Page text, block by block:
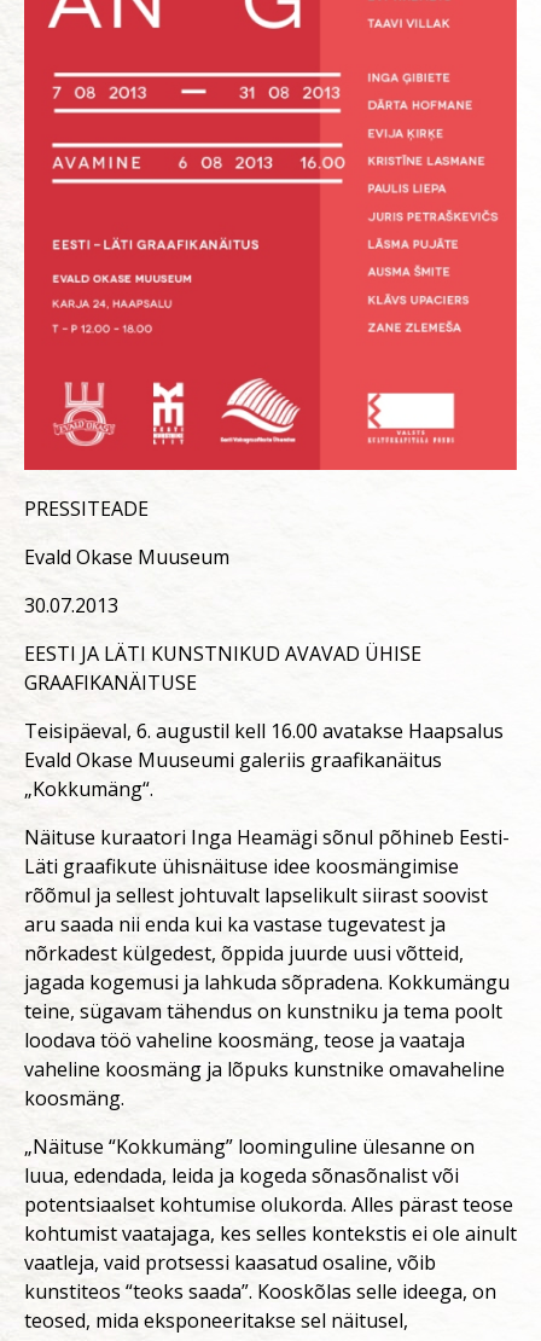
PRESSITEADE
Evald Okase Muuseum
30.07.2013
EESTI JA LÄTI KUNSTNIKUD AVAVAD ÜHISE
GRAAFIKANÄITUSE
Teisipäeval, 6. augustil kell 16.00 avatakse Haapsalus
Evald Okase Muuseumi galeriis graafikanäitus
„Kokkumäng“.
Näituse kuraatori Inga Heamägi sõnul põhineb Eesti-
Läti graafikute ühisnäituse idee koosmängimise
rõõmul ja sellest johtuvalt lapselikult siirast soovist
aru saada nii enda kui ka vastase tugevatest ja
nõrkadest külgedest, õppida juurde uusi võtteid,
jagada kogemusi ja lahkuda sõpradena. Kokkumängu
teine, sügavam tähendus on kunstniku ja tema poolt
loodava töö vaheline koosmäng, teose ja vaataja
vaheline koosmäng ja lõpuks kunstnike omavaheline
koosmäng.
„Näituse “Kokkumäng” loominguline ülesanne on
luua, edendada, leida ja kogeda sõnasõnalist või
potentsiaalset kohtumise olukorda. Alles pärast teose
kohtumist vaatajaga, kes selles kontekstis ei ole ainult
vaatleja, vaid protsessi kaasatud osaline, võib
kunstiteos “teoks saada”. Kooskõlas selle ideega, on
teosed, mida eksponeeritakse sel näitusel,